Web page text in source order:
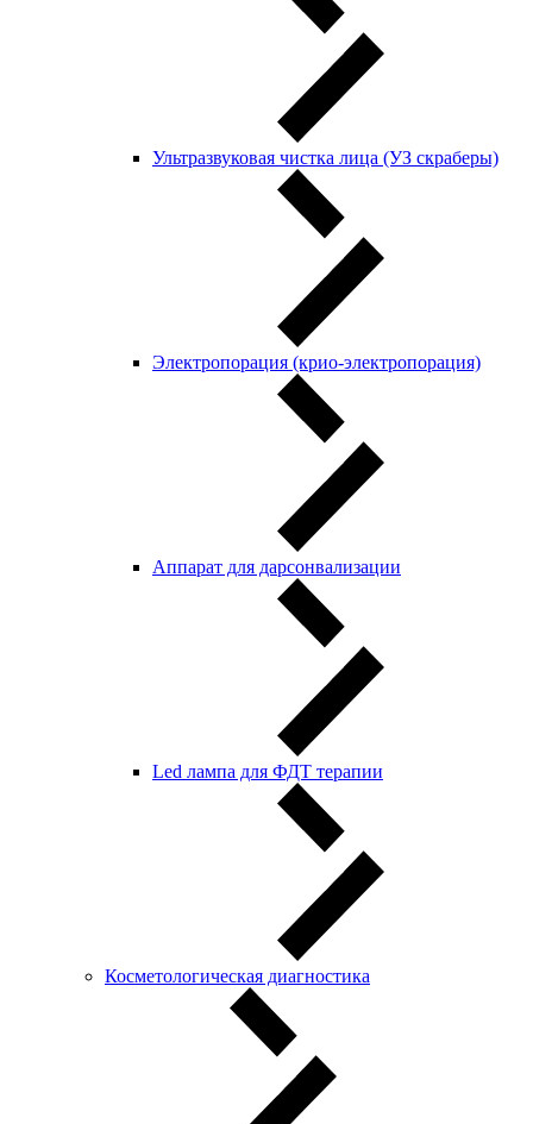
Ультразвуковая чистка лица (УЗ скраберы)
Электропорация (крио-электропорация)
Аппарат для дарсонвализации
Led лампа для ФДТ терапии
Косметологическая диагностика